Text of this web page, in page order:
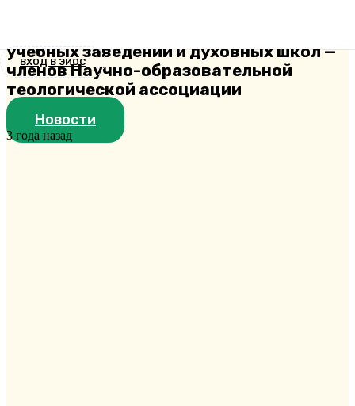
ВХОД В ЭИОС
учебных заведений и духовных школ —
членов Научно-образовательной
теологической ассоциации
Новости
3 года назад